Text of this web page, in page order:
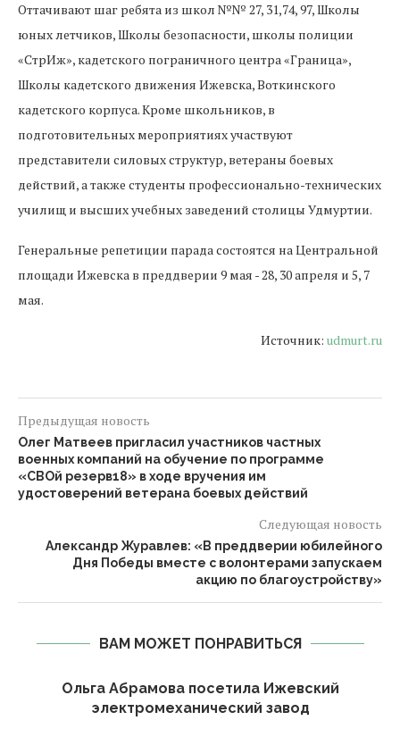
Оттачивают шаг ребята из школ №№ 27, 31,74, 97, Школы
юных летчиков, Школы безопасности, школы полиции
«СтрИж», кадетского пограничного центра «Граница»,
Школы кадетского движения Ижевска, Воткинского
кадетского корпуса. Кроме школьников, в
подготовительных мероприятиях участвуют
представители силовых структур, ветераны боевых
действий, а также студенты профессионально-технических
училищ и высших учебных заведений столицы Удмуртии.
Генеральные репетиции парада состоятся на Центральной
площади Ижевска в преддверии 9 мая - 28, 30 апреля и 5, 7
мая.
Источник: udmurt.ru
Предыдущая новость
Олег Матвеев пригласил участников частных
военных компаний на обучение по программе
«СВОй резерв18» в ходе вручения им
удостоверений ветерана боевых действий
Следующая новость
Александр Журавлев: «В преддверии юбилейного
Дня Победы вместе с волонтерами запускаем
акцию по благоустройству»
ВАМ МОЖЕТ ПОНРАВИТЬСЯ
Ольга Абрамова посетила Ижевский
электромеханический завод